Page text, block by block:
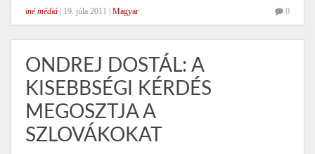
iné médiá 19. júla 2011 Magyar 0
ONDREJ DOSTÁL: A
KISEBBSÉGI KÉRDÉS
MEGOSZTJA A
SZLOVÁKOKAT